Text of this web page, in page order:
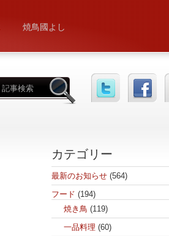
焼鳥國よし
カテゴリー
最新のお知らせ (564)
フード (194)
焼き鳥 (119)
一品料理 (60)